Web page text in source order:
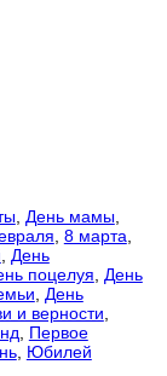
, День мамы,
8 марта
День
поцелуя
День
День
и верности
Первое
, Юбилей